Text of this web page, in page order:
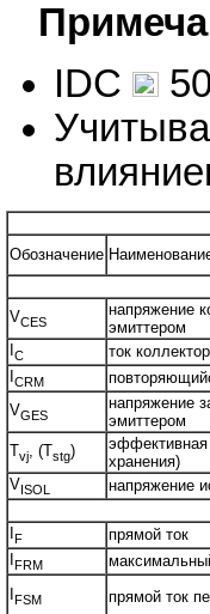
IDC
Обозначение
VCES
напряжение
эмиттером
C
ток
CRM
VGES
напряжение
эмиттером
Tvj, (Tstg)
эффективная
хранения)
VISOL
напряжение
F
прямой ток
FRM
FSM прямой ток